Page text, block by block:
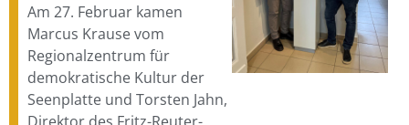
Am 27. Februar kamen
Marcus Krause vom
Regionalzentrum für
demokratische Kultur der
Seenplatte und Torsten Jahn,